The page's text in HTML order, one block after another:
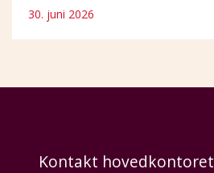
30. juni 2026
Kontakt hovedkontoret